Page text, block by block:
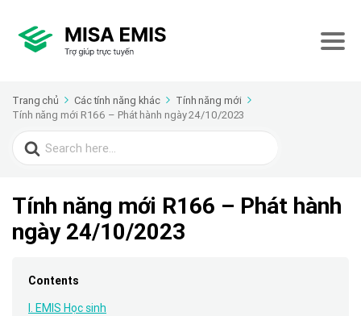
Trang chủ Các tính năng khác
Tính năng mới
Tính năng mới R166 – Phát hành ngày 24/10/2023
Search
for:
Tính năng mới R166 – Phát hành
ngày 24/10/2023
Contents
I. EMIS Học sinh